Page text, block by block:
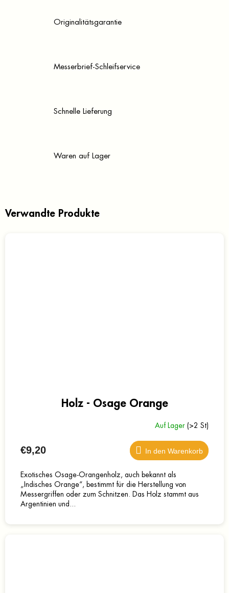
Originalitätsgarantie
Messerbrief-Schleifservice
Schnelle Lieferung
Waren auf Lager
Verwandte Produkte
Holz - Osage Orange
Auf Lager (>2 St)
€9,20 In den Warenkorb
Exotisches Osage-Orangenholz, auch bekannt als
„Indisches Orange“, bestimmt für die Herstellung von
Messergriffen oder zum Schnitzen. Das Holz stammt aus
Argentinien und...